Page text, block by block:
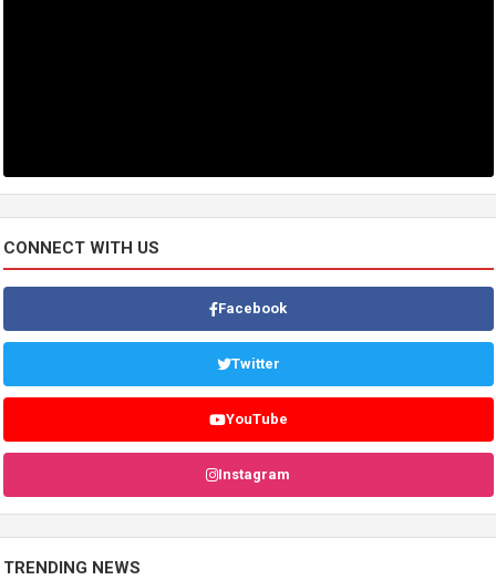
CONNECT WITH US
Facebook
Twitter
YouTube
Instagram
TRENDING NEWS